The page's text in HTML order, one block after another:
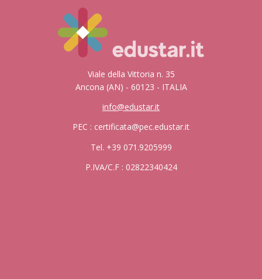
Viale della Vittoria n. 35
Ancona (AN) - 60123 - ITALIA
info@edustar.it
PEC : certificata@pec.edustar.it
Tel. +39 071.9205999
P.IVA/C.F : 02822340424